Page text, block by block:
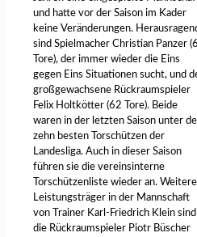
und hatte vor der Saison im Kader
keine Veränderungen.
sind Spielmacher Christian Panzer
Tore), der immer wieder die Eins
gegen Eins Situationen sucht, und
großgewachsene Rückraumspieler
Felix Holtkötter (62 Tore). Beide
waren in der letzten Saison unter
zehn besten Torschützen der
Landesliga. Auch in dieser Saison
führen sie die vereinsinterne
Torschützenliste wieder an. Weitere
Leistungsträger in der Mannschaft
von Trainer Karl-Friedrich Klein sind
die Rückraumspieler Piotr Büscher